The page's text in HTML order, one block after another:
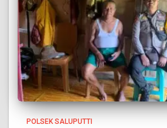
POLSEK SALUPUTTI